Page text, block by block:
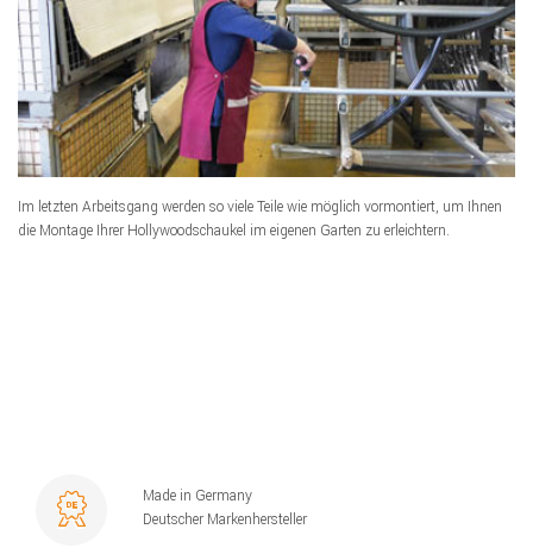
Im letzten Arbeitsgang werden so viele Teile wie möglich vormontiert, um Ihnen
die Montage Ihrer Hollywoodschaukel im eigenen Garten zu erleichtern.
Made in Germany
Deutscher Markenhersteller